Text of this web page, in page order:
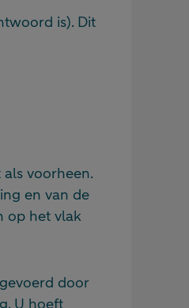
is). Dit
voorheen.
en van de
op het vlak
door
U hoeft